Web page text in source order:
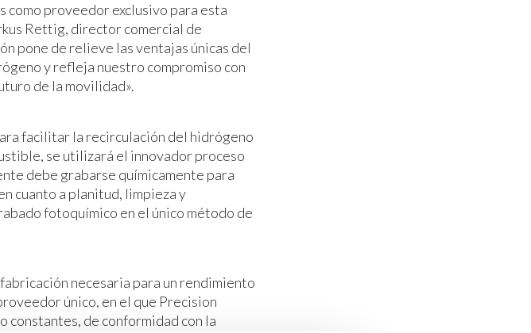
como proveedor exclusivo para esta
Rettig, director comercial de
pone de relieve las ventajas únicas del
y refleja nuestro compromiso con
de la movilidad».
facilitar la recirculación del hidrógeno
se utilizará el innovador proceso
debe grabarse químicamente para
cuanto a planitud, limpieza y
fotoquímico en el único método de
necesaria para un rendimiento
único, en el que Precision
constantes, de conformidad con la